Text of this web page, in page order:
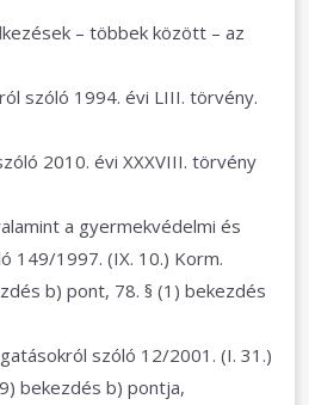
– többek között – az
szóló 1994. évi LIII. törvény.
2010. évi XXXVIII. törvény
a gyermekvédelmi és
149/1997. (IX. 10.) Korm.
b) pont, 78. § (1) bekezdés
szóló 12/2001. (I. 31.)
bekezdés b) pontja,